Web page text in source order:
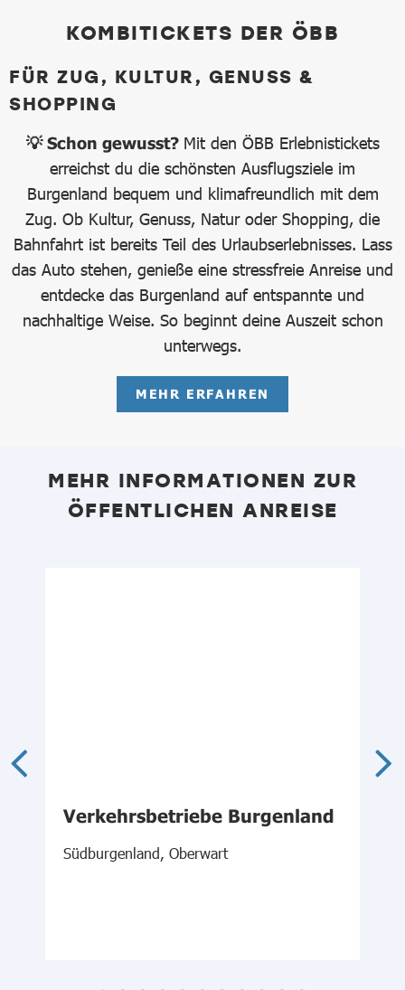
KOMBITICKETS DER ÖBB
FÜR ZUG, KULTUR, GENUSS &
SHOPPING
💡 Schon gewusst? Mit den ÖBB Erlebnistickets
erreichst du die schönsten Ausflugsziele im
Burgenland bequem und klimafreundlich mit dem
Zug. Ob Kultur, Genuss, Natur oder Shopping, die
Bahnfahrt ist bereits Teil des Urlaubserlebnisses. Lass
das Auto stehen, genieße eine stressfreie Anreise und
entdecke das Burgenland auf entspannte und
nachhaltige Weise. So beginnt deine Auszeit schon
unterwegs.
MEHR ERFAHREN
MEHR INFORMATIONEN ZUR
ÖFFENTLICHEN ANREISE
Verkehrsbetriebe Burgenland
Südburgenland, Oberwart